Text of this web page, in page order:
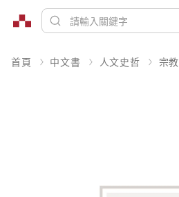
首頁 中文書 人文史哲 宗教